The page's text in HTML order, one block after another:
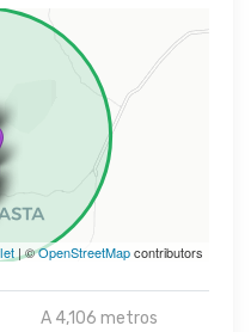
| ©OpenStreetMapcontributors
A 4,106 metros